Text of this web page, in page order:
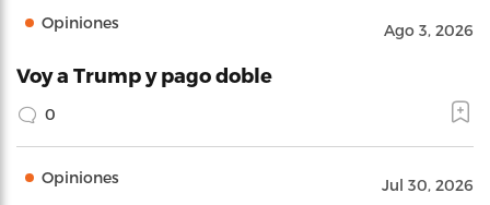
Opiniones Ago 3, 2026
Voy a Trump y pago doble
0
Opiniones Jul 30, 2026